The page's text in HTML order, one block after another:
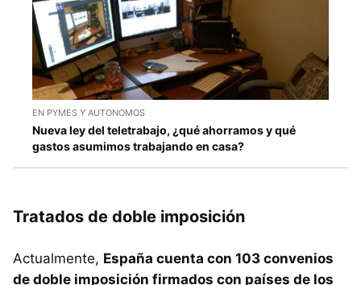
EN PYMES Y AUTONOMOS
Nueva ley del teletrabajo, ¿qué ahorramos y qué
gastos asumimos trabajando en casa?
Tratados de doble imposición
Actualmente, España cuenta con 103 convenios
de doble imposición firmados con países de los